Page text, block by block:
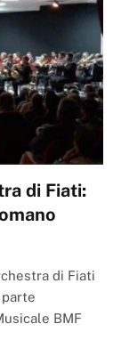
di Fiati:
di Fiati
BMF